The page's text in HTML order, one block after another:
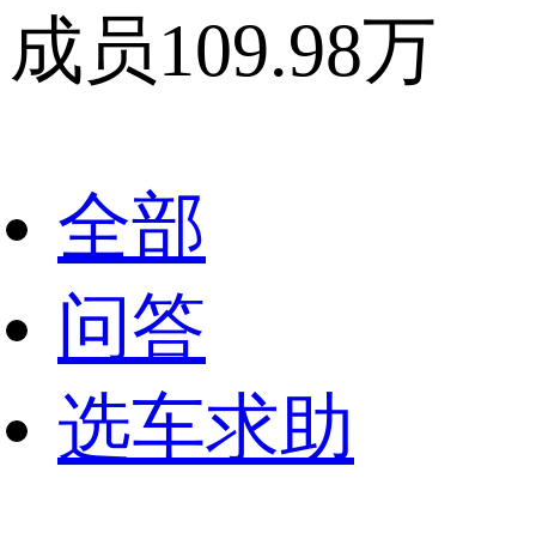
成员109.98万
全部
问答
选车求助